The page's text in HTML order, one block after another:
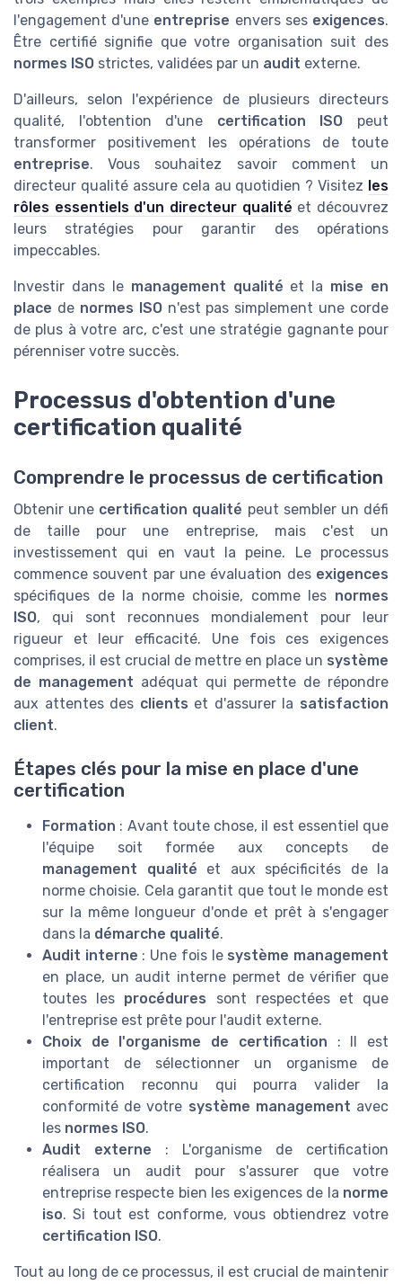
l'engagement d'une entreprise envers ses exigences.
Être certifié signifie que votre organisation suit des
normes ISO strictes, validées par un audit externe.
D'ailleurs, selon l'expérience de plusieurs directeurs
qualité, l'obtention d'une certification ISO peut
transformer positivement les opérations de toute
entreprise. Vous souhaitez savoir comment un
directeur qualité assure cela au quotidien ? Visitez les
rôles essentiels d'un directeur qualité et découvrez
leurs stratégies pour garantir des opérations
impeccables.
Investir dans le management qualité et la mise en
place de normes ISOn'est pas simplement une corde
de plus à votre arc, c'est une stratégie gagnante pour
pérenniser votre succès.
Processus d'obtention d'une
certification qualité
Comprendre le processus de certification
Obtenir une certification qualité peut sembler un défi
de taille pour une entreprise, mais c'est un
investissement qui en vaut la peine. Le processus
commence souvent par une évaluation des exigences
spécifiques de la norme choisie, comme les normes
ISO, qui sont reconnues mondialement pour leur
rigueur et leur efficacité. Une fois ces exigences
comprises, il est crucial de mettre en place un système
de management adéquat qui permette de répondre
aux attentes des clients et d'assurer la satisfaction
client.
Étapes clés pour la mise en place d'une
certification
Formation : Avant toute chose, il est essentiel que
l'équipe soit formée aux concepts de
management qualité et aux spécificités de la
norme choisie. Cela garantit que tout le monde est
sur la même longueur d'onde et prêt à s'engager
dans la démarche qualité.
Audit interne : Une fois le système management
en place, un audit interne permet de vérifier que
toutes les procédures sont respectées et que
l'entreprise est prête pour l'audit externe.
Choix de l'organisme de certification : Il est
important de sélectionner un organisme de
certification reconnu qui pourra valider la
conformité de votre système management avec
les normes ISO.
Audit externe : L'organisme de certification
réalisera un audit pour s'assurer que votre
entreprise respecte bien les exigences de la norme
iso. Si tout est conforme, vous obtiendrez votre
certification ISO.
Tout au long de ce processus, il est crucial de maintenir